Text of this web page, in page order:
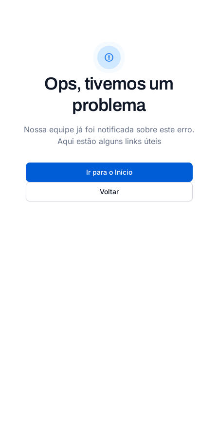
Ops, tivemos um
problema
Nossa equipe já foi notificada sobre este erro.
Aqui estão alguns links úteis
Ir para o Início
Voltar